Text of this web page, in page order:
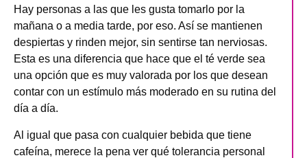
Hay personas a las que les gusta tomarlo por la
mañana o a media tarde, por eso. Así se mantienen
despiertas y rinden mejor, sin sentirse tan nerviosas.
Esta es una diferencia que hace que el té verde sea
una opción que es muy valorada por los que desean
contar con un estímulo más moderado en su rutina del
día a día.
Al igual que pasa con cualquier bebida que tiene
cafeína, merece la pena ver qué tolerancia personal